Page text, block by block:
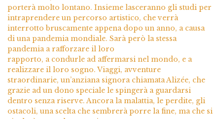
porterà molto lontano. Insieme lasceranno gli studi per
intraprendere un percorso artistico, che verrà
interrotto bruscamente appena dopo un anno, a causa
di una pandemia mondiale. Sarà però la stessa
pandemia a rafforzare il loro
rapporto, a condurle ad affermarsi nel mondo, e a
realizzare il loro sogno. Viaggi, avventure
straordinarie, un’anziana signora chiamata Alizée, che
grazie ad un dono speciale le spingerà a guardarsi
dentro senza riserve. Ancora la malattia, le perdite, gli
ostacoli, una scelta che sembrerà porre la fine, ma che si